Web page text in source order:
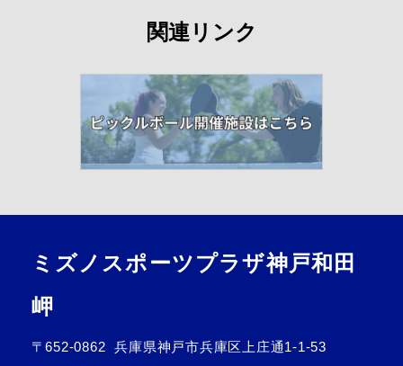
関連リンク
ミズノスポーツプラザ神戸和田
岬
〒652-0862
兵庫県神戸市兵庫区上庄通1-1-53